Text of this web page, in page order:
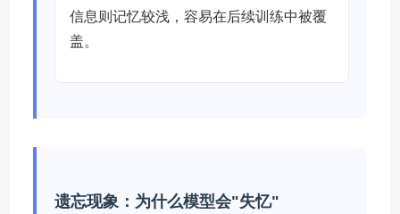
信息则记忆较浅，容易在后续训练中被覆
盖。
遗忘现象：为什么模型会"失忆"